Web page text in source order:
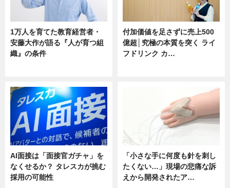
1万人を育てた教育経営者・
安藤大作が語る『人が育つ組
織』の条件
付加価値を足さずに売上500
億超│究極の本質を突く ライ
フドリンク カ…
AI面接は「面接官ガチャ」を
なくせるか？ タレスカが挑む
採用の可能性
「小さな手に何度も針を刺し
たくない…」現場の悲痛な訴
えから開発されたア…